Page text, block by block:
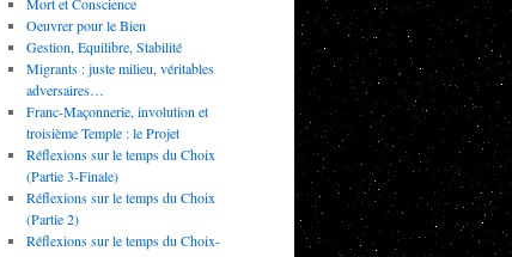
Oeuvrer pour le Bien
Gestion, Equilibre, Stabilité
Migrants : juste milieu, véritables
adversaires…
Franc-Maçonnerie, involution et
troisième Temple : le Projet
Réflexions sur le temps du Choix
(Partie 3-Finale)
Réflexions sur le temps du Choix
(Partie 2)
Réflexions sur le temps du Choix-